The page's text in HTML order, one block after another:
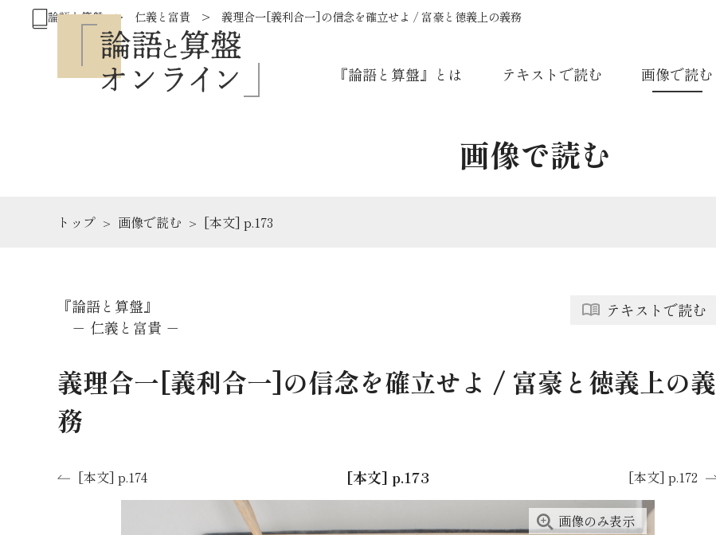
『論語と算盤』とは
テキストで読む 画像で読む
画像で読む
トップ 画像で読む [本文] p.173
『論語と算盤』
－ 仁義と富貴 －
テキストで読む
義理合一[義利合一]の信念を確立せよ / 富豪と徳義上の義
務
[本文] p.174 [本文] p.173 [本文] p.172
画像のみ表示
論語と算盤 > 仁義と富貴 > 義理合一[義利合一]の信念を確立せよ / 富豪と徳義上の義務